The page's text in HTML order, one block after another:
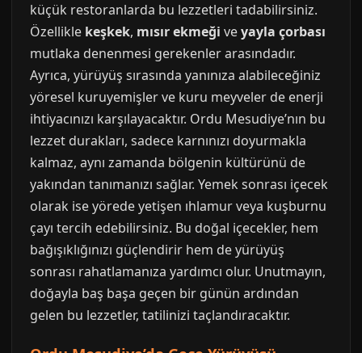
küçük restoranlarda bu lezzetleri tadabilirsiniz.
Özellikle keşkek, mısır ekmeği veyayla çorbası
mutlaka denenmesi gerekenler arasındadır.
Ayrıca, yürüyüş sırasında yanınıza alabileceğiniz
yöresel kuruyemişler ve kuru meyveler de enerji
ihtiyacınızı karşılayacaktır. Ordu Mesudiye’nın bu
lezzet durakları, sadece karnınızı doyurmakla
kalmaz, aynı zamanda bölgenin kültürünü de
yakından tanımanızı sağlar. Yemek sonrası içecek
olarak ise yörede yetişen ıhlamur veya kuşburnu
çayı tercih edebilirsiniz. Bu doğal içecekler, hem
bağışıklığınızı güçlendirir hem de yürüyüş
sonrası rahatlamanıza yardımcı olur. Unutmayın,
doğayla baş başa geçen bir günün ardından
gelen bu lezzetler, tatilinizi taçlandıracaktır.